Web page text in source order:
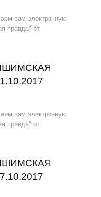
вам электронную
правда" от
вам электронную
правда" от